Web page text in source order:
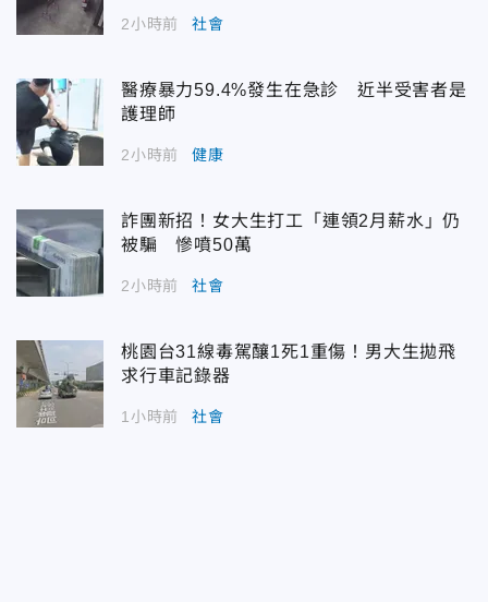
2小時前 社會
醫療暴力59.4%發生在急診 近半受害者是
護理師
2小時前 健康
詐團新招！女大生打工「連領2月薪水」仍
被騙 慘噴50萬
2小時前 社會
桃園台31線毒駕釀1死1重傷！男大生拋飛
求行車記錄器
1小時前 社會